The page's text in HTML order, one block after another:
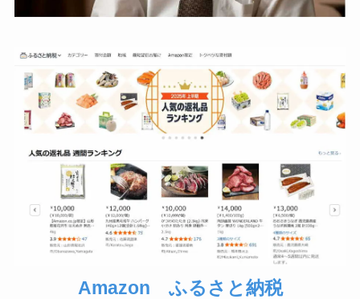
Amazon ふるさと納税